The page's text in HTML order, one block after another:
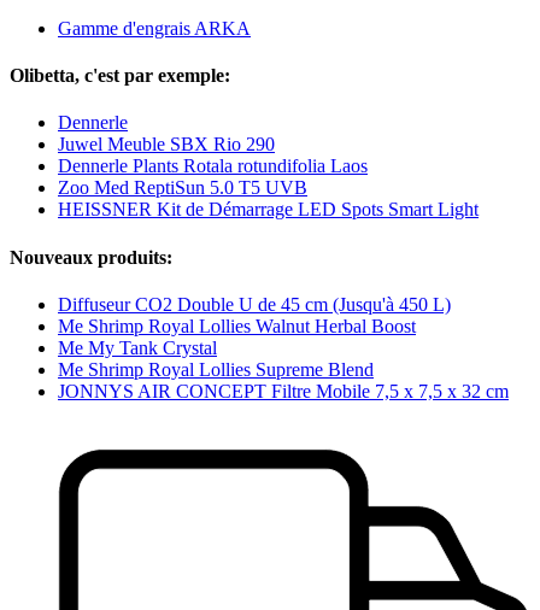
Gamme d'engrais ARKA
Olibetta, c'est par exemple:
Dennerle
Juwel Meuble SBX Rio 290
Dennerle Plants Rotala rotundifolia Laos
Zoo Med ReptiSun 5.0 T5 UVB
HEISSNER Kit de Démarrage LED Spots Smart Light
Nouveaux produits:
Diffuseur CO2 Double U de 45 cm (Jusqu'à 450 L)
Me Shrimp Royal Lollies Walnut Herbal Boost
Me My Tank Crystal
Me Shrimp Royal Lollies Supreme Blend
JONNYS AIR CONCEPT Filtre Mobile 7,5 x 7,5 x 32 cm